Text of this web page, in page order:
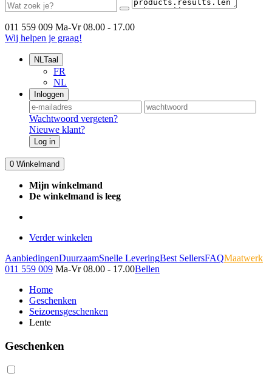
011 559 009 Ma-Vr 08.00 - 17.00
Wij helpen je graag!
NLTaal
FR
NL
Inloggen
Wachtwoord vergeten?
Nieuwe klant?
Log in
0 Winkelmand
Mijn winkelmand
De winkelmand is leeg
Verder winkelen
AanbiedingenDuurzaamSnelle LeveringBest SellersFAQMaatwerk
011 559 009 Ma-Vr 08.00 - 17.00Bellen
Home
Geschenken
Seizoensgeschenken
Lente
Geschenken